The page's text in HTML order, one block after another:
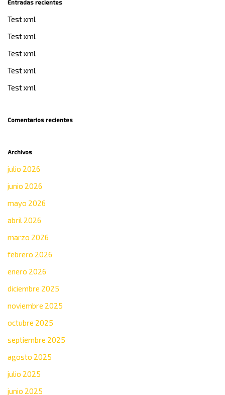
Entradas recientes
Test xml
Test xml
Test xml
Test xml
Test xml
Comentarios recientes
Archivos
julio 2026
junio 2026
mayo 2026
abril 2026
marzo 2026
febrero 2026
enero 2026
diciembre 2025
noviembre 2025
octubre 2025
septiembre 2025
agosto 2025
julio 2025
junio 2025